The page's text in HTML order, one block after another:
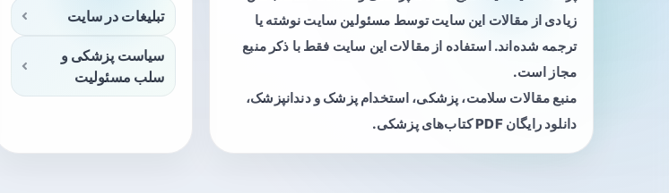
زیادی از مقالات این سایت توسط مسئولین سایت نوشته یا
ترجمه شده‌اند. استفاده از مقالات این سایت فقط با ذکر منبع
مجاز است.
منبع مقالات سلامت، پزشکی، استخدام پزشک و دندانپزشک،
دانلود رایگان PDF کتاب‌های پزشکی.
تبلیغات در سایت
سیاست پزشکی و
سلب مسئولیت